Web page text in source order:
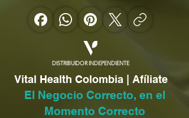
DISTRIBUIDOR INDEPENDIENTE
Vital Health Colombia | Afíliate
El Negocio Correcto, en el
Momento Correcto